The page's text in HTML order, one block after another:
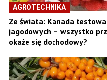
AGROTECHNIKA
Ze świata: Kanada
jagodowych – wszystko
okaże się dochodowy?